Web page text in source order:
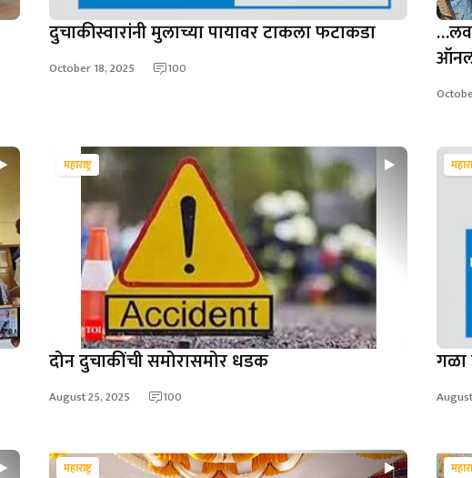
दुचाकीस्वारांनी मुलाच्या पायावर टाकला फटाकडा
October 18, 2025 100
महाराष्ट्र
दोन दुचाकींची समोरासमोर धडक
August 25, 2025 100
गळा
महाराष्ट्र